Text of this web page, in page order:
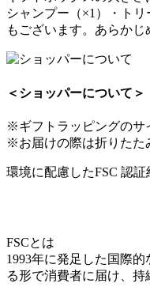
シャンプー（×1）・ト
もございます。あらかじ
＜ショッパーについて＞
※ギフトラッピングのサ
※お届けの際は折りたた
環境に配慮したFSC 認証
FSCとは
1993年に発足した国際
る形で消費者に届け、持